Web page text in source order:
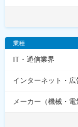
業種
IT・通信業界
インターネット・
メーカー（機械・